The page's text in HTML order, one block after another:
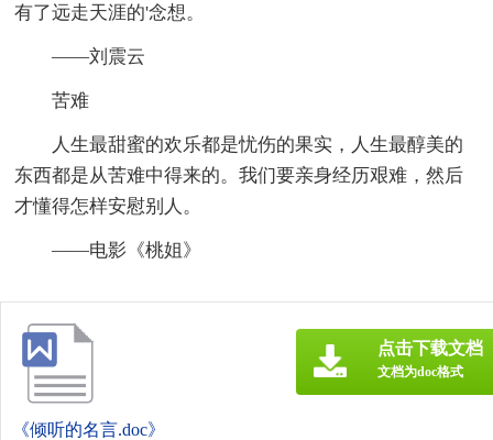
有了远走天涯的'念想。
——刘震云
苦难
人生最甜蜜的欢乐都是忧伤的果实，人生最醇美的
东西都是从苦难中得来的。我们要亲身经历艰难，然后
才懂得怎样安慰别人。
——电影《桃姐》
《倾听的名言.doc》
点击下载文档
文档为doc格式